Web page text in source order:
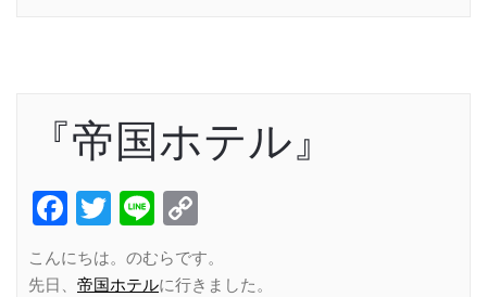
『帝国ホテル』
Facebook
Twitter
Line
Link
こんにちは。のむらです。
先日、 帝国ホテルに行きました。